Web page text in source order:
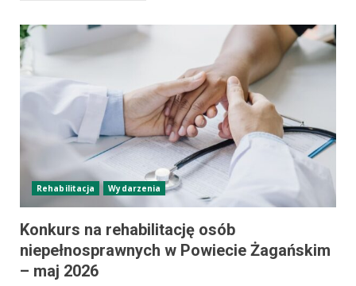
Rehabilitacja Wydarzenia
Konkurs na rehabilitację osób
niepełnosprawnych w Powiecie Żagańskim
– maj 2026